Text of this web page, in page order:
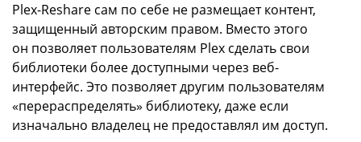
Plex-Reshare сам по себе не размещает контент,
защищенный авторским правом. Вместо этого
он позволяет пользователям Plex сделать свои
библиотеки более доступными через веб-
интерфейс. Это позволяет другим пользователям
«перераспределять» библиотеку, даже если
изначально владелец не предоставлял им доступ.